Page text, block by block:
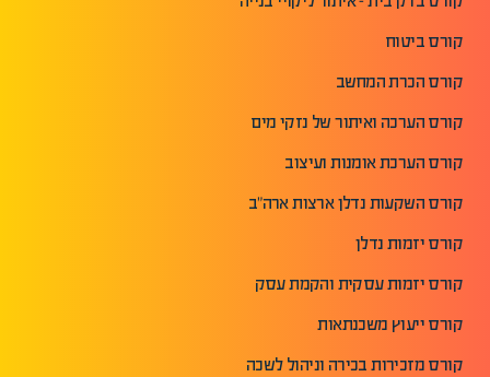
קורס ביטוח
קורס הכרת המחשב
קורס הערכה ואיתור של נזקי מים
קורס הערכת אומנות ועיצוב
קורס השקעות נדלן ארצות ארה"ב
קורס יזמות נדלן
קורס יזמות עסקית והקמת עסק
קורס ייעוץ משכנתאות
קורס מזכירות בכירה וניהול לשכה